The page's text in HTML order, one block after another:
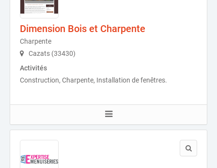
Dimension Bois et Charpente
Charpente
Cazats (33430)
Activités
Construction, Charpente, Installation de fenêtres.